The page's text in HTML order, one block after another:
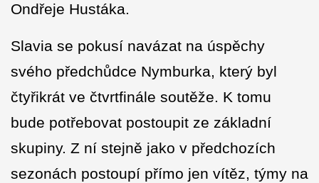
Ondřeje Hustáka.
Slavia se pokusí navázat na úspěchy
svého předchůdce Nymburka, který byl
čtyřikrát ve čtvrtfinále soutěže. K tomu
bude potřebovat postoupit ze základní
skupiny. Z ní stejně jako v předchozích
sezonách postoupí přímo jen vítěz, týmy na